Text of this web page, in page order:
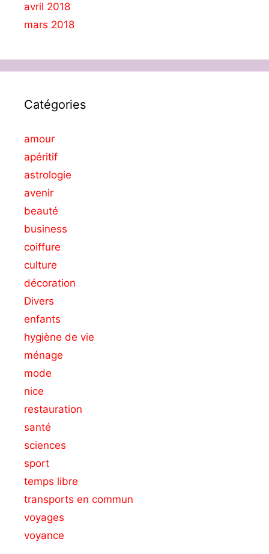
avril 2018
mars 2018
Catégories
amour
apéritif
astrologie
avenir
beauté
business
coiffure
culture
décoration
Divers
enfants
hygiène de vie
ménage
mode
nice
restauration
santé
sciences
sport
temps libre
transports en commun
voyages
voyance